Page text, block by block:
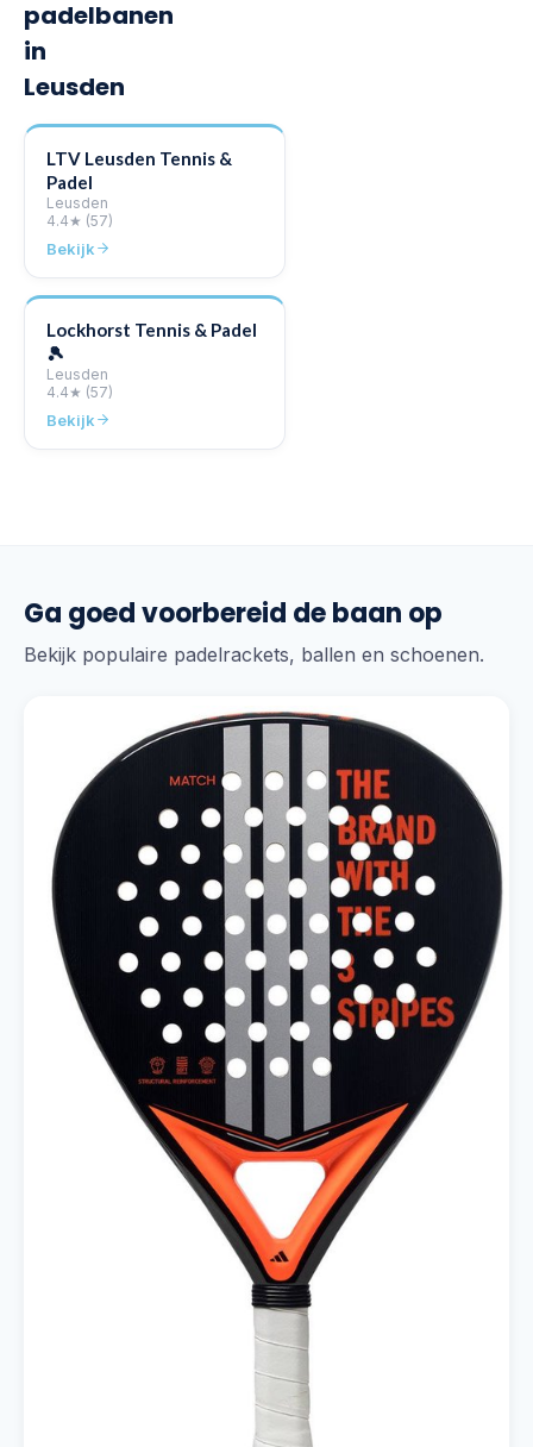
padelbanen
in
Leusden
LTV Leusden Tennis &
Padel
Leusden
4.4★ (57)
Bekijk
Lockhorst Tennis & Padel
🎾
Leusden
4.4★ (57)
Bekijk
Ga goed voorbereid de baan op
Bekijk populaire padelrackets, ballen en schoenen.